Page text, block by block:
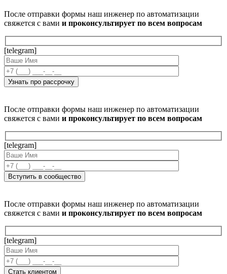
После отправки формы наш инженер по автоматизации
свяжется с вами и проконсультирует по всем вопросам
[telegram]
После отправки формы наш инженер по автоматизации
свяжется с вами и проконсультирует по всем вопросам
[telegram]
После отправки формы наш инженер по автоматизации
свяжется с вами и проконсультирует по всем вопросам
[telegram]